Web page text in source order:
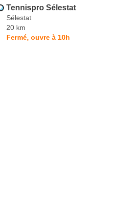
Tennispro Sélestat
Sélestat
20 km
Fermé, ouvre à 10h